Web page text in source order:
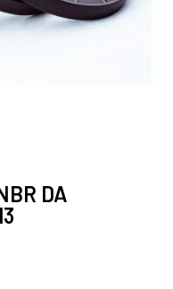
DA